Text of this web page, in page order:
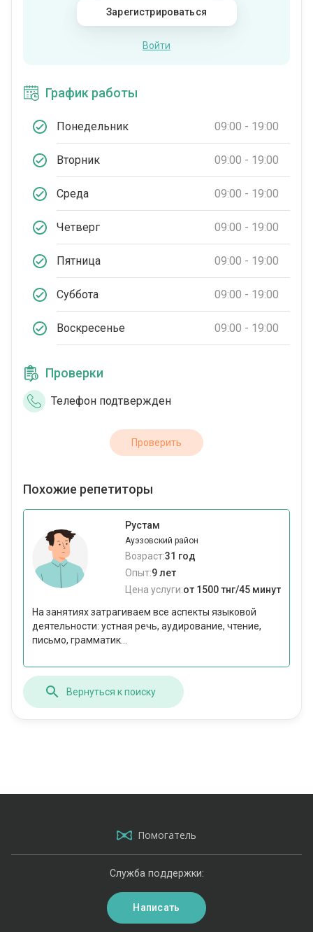
Зарегистрироваться
Войти
График работы
Понедельник 09:00 - 19:00
Вторник 09:00 - 19:00
Среда 09:00 - 19:00
Четверг 09:00 - 19:00
Пятница 09:00 - 19:00
Суббота 09:00 - 19:00
Воскресенье 09:00 - 19:00
Проверки
Телефон подтвержден
Проверить
Похожие репетиторы
Рустам
Ауэзовский район
Возраст:31 год
Опыт:9 лет
Цена услуги:от 1500 тнг/45 минут
На занятиях затрагиваем все аспекты языковой
деятельности: устная речь, аудирование, чтение,
письмо, грамматик...
Вернуться к поиску
Помогатель
Служба поддержки:
Написать